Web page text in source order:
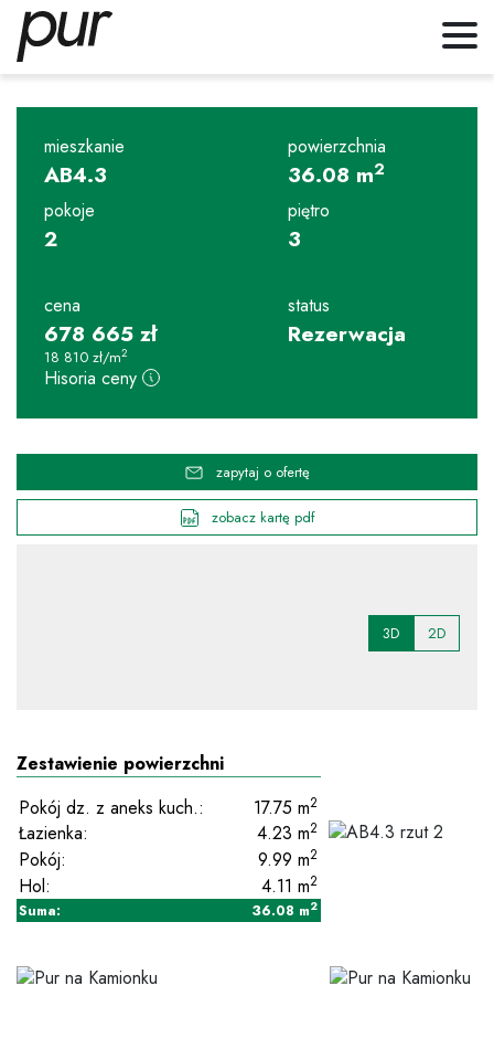
mieszkanie
AB4.3
powierzchnia
36.08 m2
pokoje
2
piętro
3
cena
678 665 zł
18 810 zł/m2
Hisoria ceny
status
Rezerwacja
zapytaj o ofertę
zobacz kartę pdf
3D 2D
Zestawienie powierzchni
Pokój dz. z aneks kuch.:
17.75m2
Łazienka: 4.23m2
Pokój: 9.99m2
Hol: 4.11m2
Suma: 36.08 m2